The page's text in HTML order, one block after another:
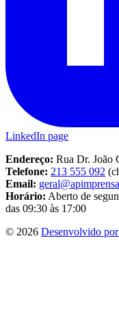
LinkedIn page
Endereço: Rua Dr. João
Telefone: 213 555 092
Email:
Horário: Aberto de
das 09:30 às 17:00
© 2026 Desenvolvido